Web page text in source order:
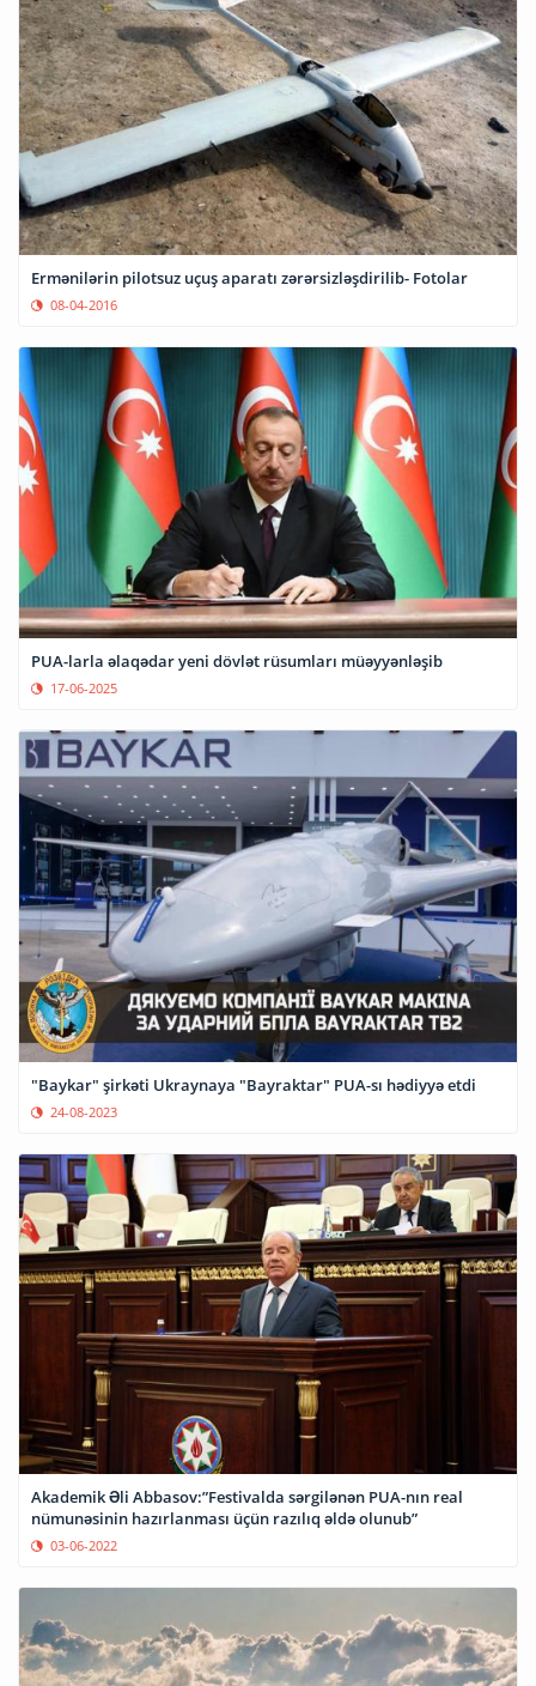
Ermənilərin pilotsuz uçuş aparatı zərərsizləşdirilib- Fotolar
08-04-2016
PUA-larla əlaqədar yeni dövlət rüsumları müəyyənləşib
17-06-2025
"Baykar" şirkəti Ukraynaya "Bayraktar" PUA-sı hədiyyə etdi
24-08-2023
Akademik Əli Abbasov:”Festivalda sərgilənən PUA-nın real
nümunəsinin hazırlanması üçün razılıq əldə olunub”
03-06-2022